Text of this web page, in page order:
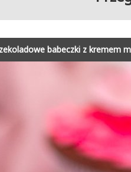
babeczki z kremem